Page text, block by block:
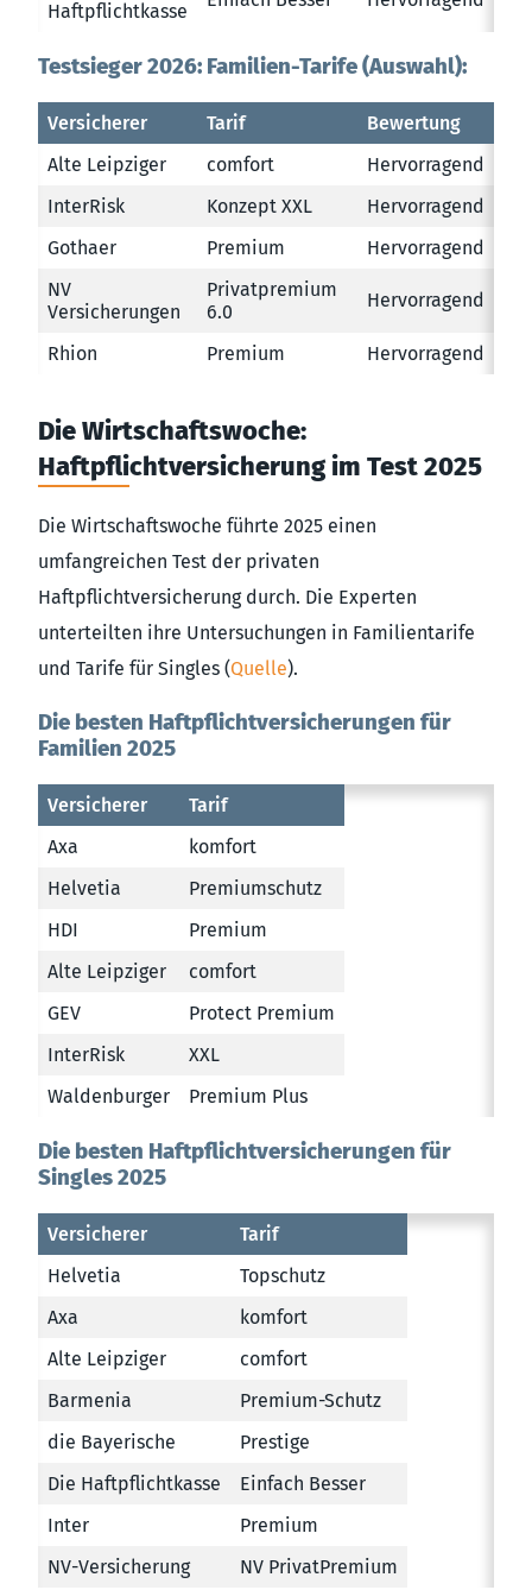
Haftpflichtkasse
Testsieger 2026: Familien-Tarife (Auswahl):
Versicherer Tarif
Bewertung
Alte Leipziger
comfort
Hervorragend
InterRisk
Konzept XXL
Hervorragend
Gothaer
Premium
Hervorragend
NV
Versicherungen
Privatpremium
6.0
Hervorragend
Rhion Premium Hervorragend
Die Wirtschaftswoche:
Haftpflichtversicherung im Test 2025
Die Wirtschaftswoche führte 2025 einen
umfangreichen Test der privaten
Haftpflichtversicherung durch. Die Experten
unterteilten ihre Untersuchungen in Familientarife
und Tarife für Singles (Quelle).
Die besten Haftpflichtversicherungen für
Familien 2025
Versicherer
Tarif
Axa
komfort
Helvetia
Premiumschutz
HDI
Premium
Alte Leipziger
comfort
GEV
Protect Premium
InterRisk
XXL
Waldenburger
Premium Plus
Die besten Haftpflichtversicherungen für
Singles 2025
Versicherer
Tarif
Helvetia
Topschutz
Axa
komfort
Alte Leipziger
comfort
Barmenia
Premium-Schutz
die Bayerische
Prestige
Die Haftpflichtkasse
Einfach Besser
Inter
Premium
NV-Versicherung
NV PrivatPremium